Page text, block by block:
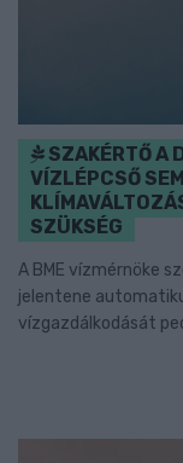
SZAKÉRTŐ A
VÍZLÉPCSŐ
SZÜKSÉG
A BME vízmérnöke
jelentene
vízgazdálkodását